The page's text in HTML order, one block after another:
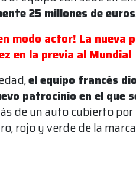
25 millones de euros
modo actor! La nueva
en la previa al Mundial
el equipo francés
patrocinio en el que
de un auto cubierto
rojo y verde de la